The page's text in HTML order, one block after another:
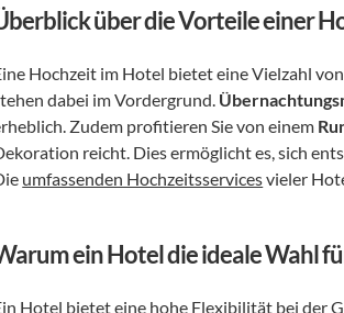
über die Vorteile einer
Hochzeit im Hotel bietet eine Vielzahl
dabei im Vordergrund.
Zudem profitieren Sie von einem
reicht. Dies ermöglicht es, sich
umfassenden Hochzeitsservices vieler
ein Hotel die ideale Wahl
Hotel bietet eine hohe Flexibilität bei der